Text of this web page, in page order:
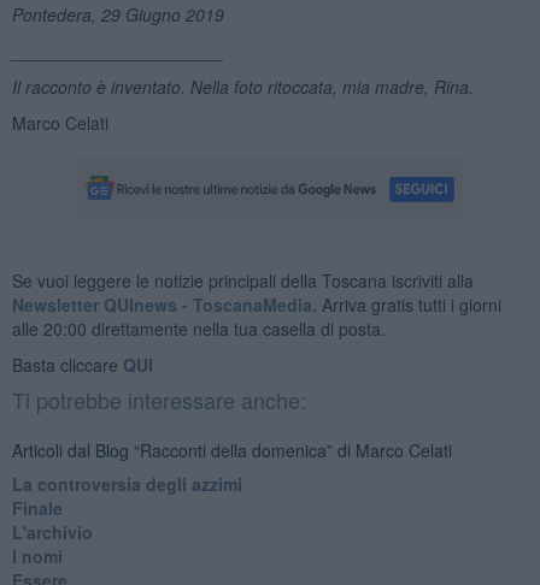
Pontedera, 29 Giugno 2019
Il racconto è inventato. Nella foto ritoccata, mia madre, Rina.
Marco Celati
Se vuoi leggere le notizie principali della Toscana iscriviti alla
Newsletter QUInews - ToscanaMedia. Arriva gratis tutti i giorni
alle 20:00 direttamente nella tua casella di posta.
Basta cliccare QUI
Ti potrebbe interessare anche:
Articoli dal Blog “Racconti della domenica” di Marco Celati
La controversia degli azzimi
Finale
L'archivio
I nomi
Essere